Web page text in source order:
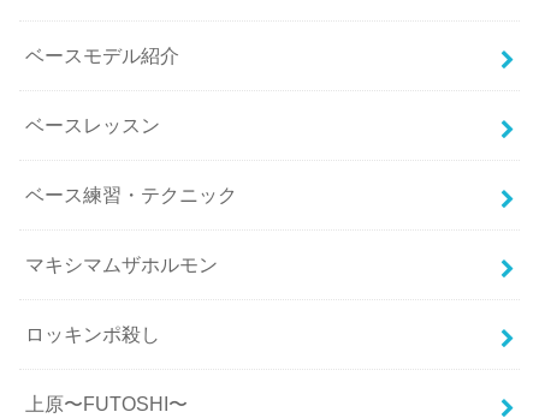
ベースモデル紹介
ベースレッスン
ベース練習・テクニック
マキシマムザホルモン
ロッキンポ殺し
上原〜FUTOSHI〜